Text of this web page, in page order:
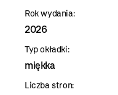
Rok wydania:
2026
Typ okładki:
miękka
Liczba stron: